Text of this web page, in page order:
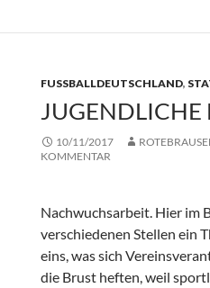
FUSSBALLDEUTSCHLAND ,
JUGENDLICHE
10/11/2017
KOMMENTAR
Nachwuchsarbeit. Hier im
verschiedenen Stellen ein
eins, was sich
die Brust heften, weil